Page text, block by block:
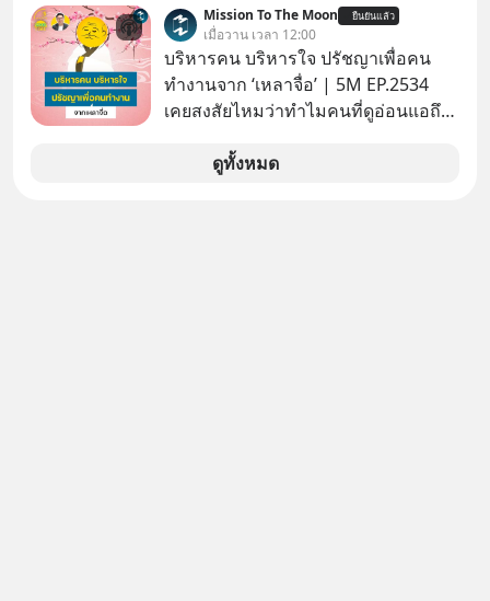
ประกาศจุดยืนชัดเจนว่า จะไม่อนุญาต
ให้บริษัทสหรัฐฯ ตั้งบริษัทโทรคมนาคม
ดาวเทียมที่ถือหุ้น 100% โดยชาวต่าง
ชาติ ในระหว่างการเจรจาการค้ากับ
รัฐบาลสหรัฐ โดยให้เหตุผลว่าเป็น
ประเด็นด้านอธิปไตยของประเทศ
Mission To The Moon ยืนยันแล้ว
เมื่อวาน เวลา 12:00
บริหารคน บริหารใจ ปรัชญาเพื่อคน
ทำงานจาก ‘เหลาจื่อ’ | 5M EP.2534
เคยสงสัยไหมว่าทำไมคนที่ดูอ่อนแอถึง
สถานการณ์ แล้วทำไมคนที่ไม่ออกแรง
ดูทั้งหมด